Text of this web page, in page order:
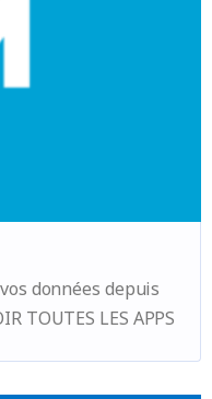
données depuis
TOUTES LES APPS